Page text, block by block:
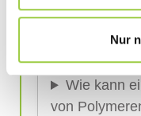
Nur
meisten von
Wie kann
von